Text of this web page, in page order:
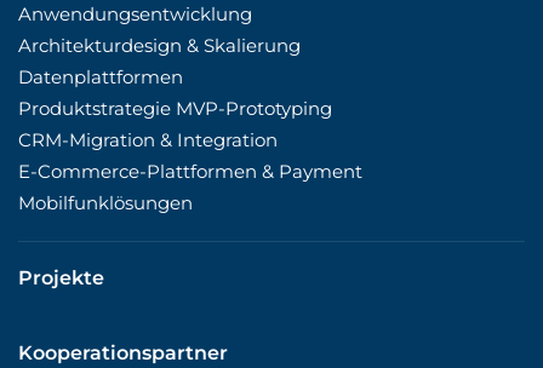
Anwendungsentwicklung
Architekturdesign & Skalierung
Datenplattformen
Produktstrategie MVP-Prototyping
CRM-Migration & Integration
E-Commerce-Plattformen & Payment
Mobilfunklösungen
Projekte
Kooperationspartner